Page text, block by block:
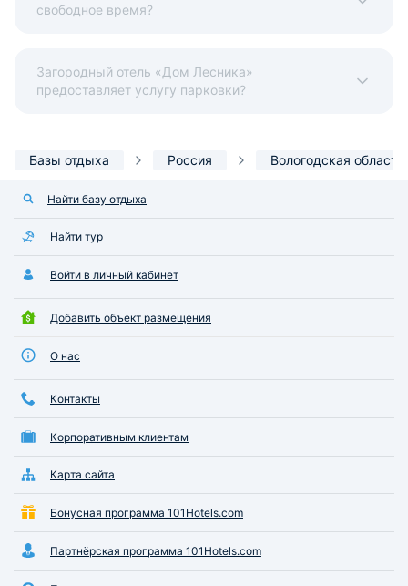
свободное время?
Загородный отель «Дом Лесника»
предоставляет услугу парковки?
Базы отдыха Россия Вологодская область
Найти базу отдыха
Найти тур
Войти в личный кабинет
Добавить объект размещения
О нас
Контакты
Корпоративным клиентам
Карта сайта
Бонусная программа 101Hotels.com
Партнёрская программа 101Hotels.com